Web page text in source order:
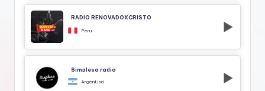
RADIO RENOVADOXCRISTO
Peru
Simplesa radio
Argentina